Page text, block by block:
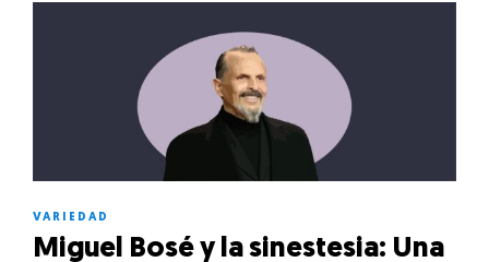
VARIEDAD
Miguel Bosé y la sinestesia: Una